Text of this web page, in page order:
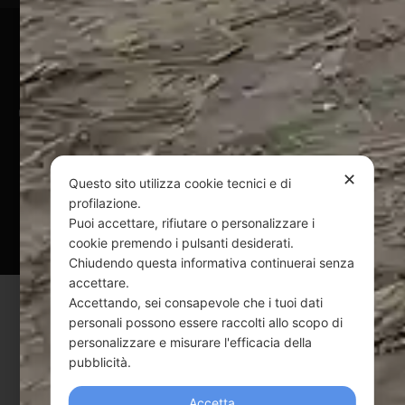
Pagamenti Sicuri
@ Copyright 2024 Webpesca è un brand Intent di Federico
Andrenacci P.Iva 01917920678
Via G. Galilei n. 2 – 64018 Tortoreto TE | REA TE-168019 |
Mail:
info@webpesca.it | Pec: federicoandrenacci@pec.it
Questo sito è protetto da Google reCAPTCHA
v3,
Privacy PolicyeTerms of Servicedi Google.
✕
Questo sito utilizza cookie tecnici e di
profilazione.
Puoi accettare, rifiutare o personalizzare i
cookie premendo i pulsanti desiderati.
Chiudendo questa informativa continuerai senza
accettare.
Accettando, sei consapevole che i tuoi dati
personali possono essere raccolti allo scopo di
personalizzare e misurare l'efficacia della
pubblicità.